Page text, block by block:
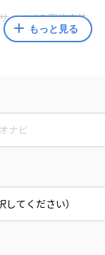
ーベイの実施方法
亮
ション・ポイント株式会社
もっと見る